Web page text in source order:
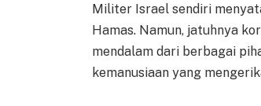
Militer Israel sendiri
Hamas. Namun, jatuhnya
mendalam dari berbagai
kemanusiaan yang